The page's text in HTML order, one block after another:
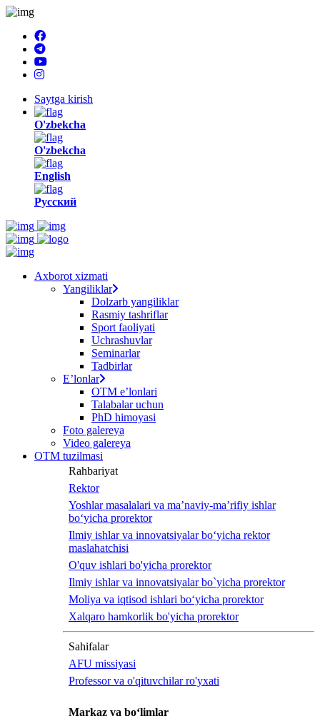
Saytga kirish
O'zbekcha
O'zbekcha
English
Русский
Axborot xizmati
Yangiliklar
Dolzarb yangiliklar
Rasmiy tashriflar
Sport faoliyati
Uchrashuvlar
Seminarlar
Tadbirlar
Eʼlonlar
OTM eʼlonlari
Talabalar uchun
PhD himoyasi
Foto galereya
Video galereya
OTM tuzilmasi
Rahbariyat
Rektor
Yoshlar masalalari va ma’naviy-ma’rifiy ishlar
bo‘yicha prorektor
Ilmiy ishlar va innovatsiyalar bo‘yicha rektor
maslahatchisi
O'quv ishlari bo'yicha prorektor
Ilmiy ishlar va innovatsiyalar bo`yicha prorektor
Moliya va iqtisod ishlari bo‘yicha prorektor
Xalqaro hamkorlik bo'yicha prorektor
Sahifalar
AFU missiyasi
Professor va o'qituvchilar ro'yxati
Markaz va bo‘limlar